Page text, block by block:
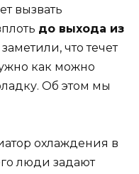
вызвать
до выхода из
что течет
как можно
Об этом мы
охлаждения в
люди задают